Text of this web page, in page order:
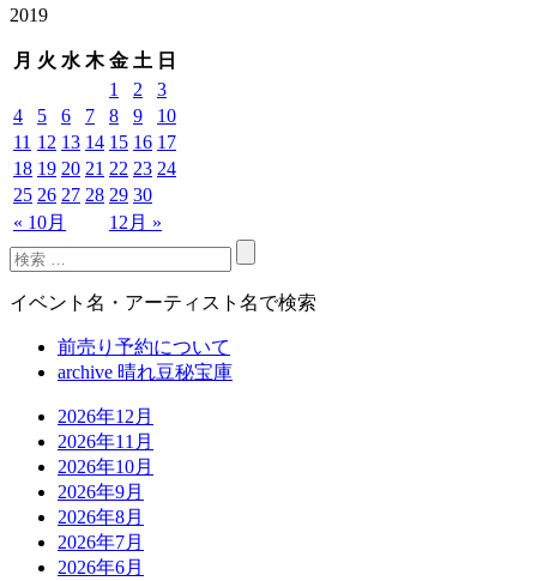
2019
月 火 水 木 金 土 日
« 10月 12月 »
1 2
3
4
5 6 7 8 9
10
11 12 13 14 15 16 17
18 19 20 21 22 23 24
25 26 27 28 29 30
イベント名・アーティスト名で検索
前売り予約について
archive 晴れ豆秘宝庫
2026年12月
2026年11月
2026年10月
2026年9月
2026年8月
2026年7月
2026年6月